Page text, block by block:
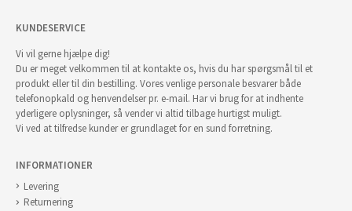
KUNDESERVICE
Vi vil gerne hjælpe dig!
Du er meget velkommen til at kontakte os, hvis du har spørgsmål til et
produkt eller til din bestilling. Vores venlige personale besvarer både
telefonopkald og henvendelser pr. e-mail. Har vi brug for at indhente
yderligere oplysninger, så vender vi altid tilbage hurtigst muligt.
Vi ved at tilfredse kunder er grundlaget for en sund forretning.
INFORMATIONER
Levering
Returnering